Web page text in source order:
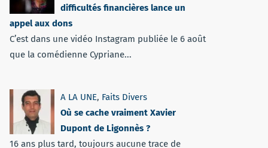
difficultés financières lance un
appel aux dons
C’est dans une vidéo Instagram publiée le 6 août
que la comédienne Cypriane...
A LA UNE, Faits Divers
Où se cache vraiment Xavier
Dupont de Ligonnès ?
16 ans plus tard, toujours aucune trace de